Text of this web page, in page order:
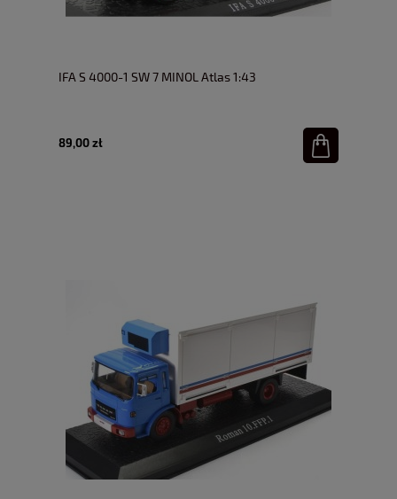
IFA S 4000-1 SW 7 MINOL Atlas 1:43
89,00 zł